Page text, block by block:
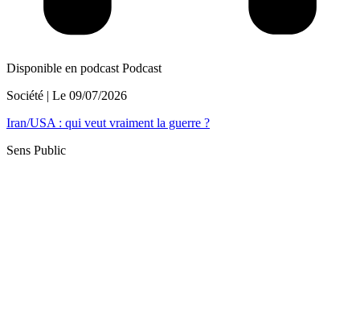
Disponible en podcast Podcast
Société | Le 09/07/2026
Iran/USA : qui veut vraiment la guerre ?
Sens Public